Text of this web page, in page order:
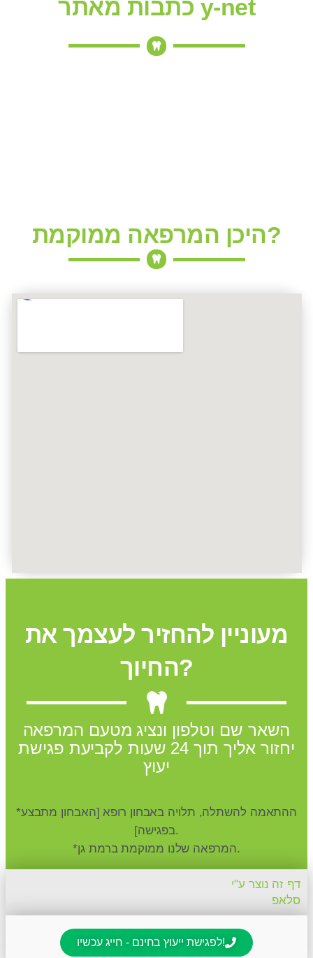
כתבות מאתר y-net
היכן המרפאה ממוקמת?
מעוניין להחזיר לעצמך את
החיוך?
השאר שם וטלפון ונציג מטעם המרפאה
יחזור אליך תוך 24 שעות לקביעת פגישת
יעוץ
*ההתאמה להשתלה, תלויה באבחון רופא [האבחון מתבצע
בפגישה].
*המרפאה שלנו ממוקמת ברמת גן.
דף זה נוצר ע"י
סלאפ
לפגישת ייעוץ בחינם - חייג עכשיו!